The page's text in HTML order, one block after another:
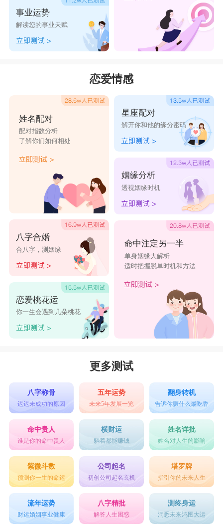
事业运势
解读您的事业天赋
恋爱情感
姓名配对
配对指数分析
了解你们如何相处
八字合婚
合八字，测姻缘
恋爱桃花运
你一生会遇到几朵桃花
星座配对
解开你和他的缘分密码
姻缘分析
透视姻缘时机
命中注定另一半
单身姻缘大解析
适时把握脱单时机和方法
更多测试
八字称骨
迟迟未成功的原因
五年运势
未来5年发展一览
翻身转机
告诉你赚什么最吃香
命中贵人
谁是你的命中贵人
横财运
躺着都能赚钱
姓名详批
姓名对人生的影响
紫微斗数
预测你一生的命运
公司起名
初创公司起名玄机
塔罗牌
指引你的未来人生
流年运势
财运婚姻事业健康
八字精批
解答人生困惑
测终身运
洞悉未来鸿图大运